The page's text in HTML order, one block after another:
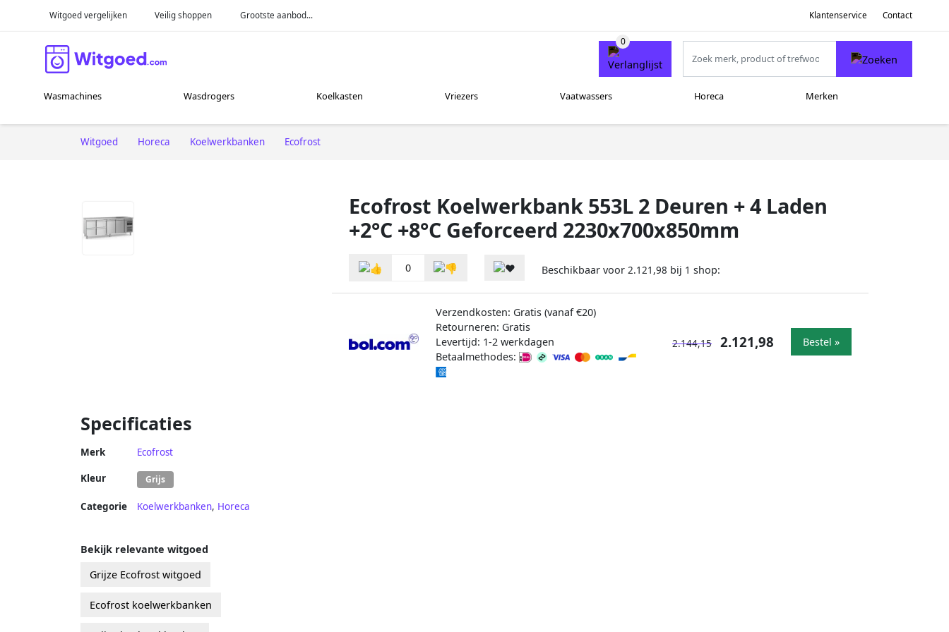
Witgoed vergelijken Veilig shoppen Grootste aanbod... Klantenservice Contact
Wasmachines Wasdrogers Koelkasten Vriezers Vaatwassers Horeca Merken
Witgoed Horeca Koelwerkbanken Ecofrost
Ecofrost Koelwerkbank 553L 2 Deuren + 4 Laden
+2°C +8°C Geforceerd 2230x700x850mm
0 Beschikbaar voor 2.121,98 bij 1 shop:
Verzendkosten: Gratis (vanaf €20)
Retourneren: Gratis
Levertijd: 1-2 werkdagen
Betaalmethodes:
2.144,15 2.121,98 Bestel »
Specificaties
Merk Ecofrost
Kleur Grijs
Categorie Koelwerkbanken, Horeca
Bekijk relevante witgoed
Grijze Ecofrost witgoed
Ecofrost koelwerkbanken